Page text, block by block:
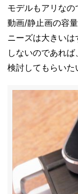
モデルもアリなの
動画/静止画の容
ニーズは大きいは
しないのであれ
検討してもらいた